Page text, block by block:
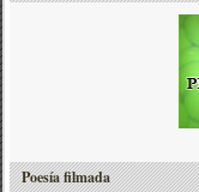
Poesía filmada